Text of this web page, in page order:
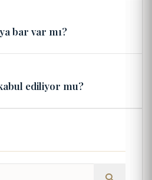
bar var mı?
ediliyor mu?